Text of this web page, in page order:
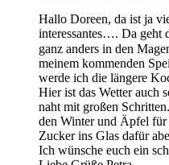
Hallo Doreen, da ist ja
interessantes…. Da geht
ganz anders in den
meinem kommenden
werde ich die längere
Hier ist das Wetter auch
naht mit großen
den Winter und Äpfel
Zucker ins Glas dafür
Ich wünsche euch ein